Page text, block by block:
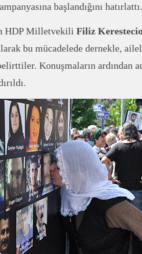
başlandığını hatırlattı.
HDP Milletvekili Filiz
bu mücadelede dernekle,
Konuşmaların ardından